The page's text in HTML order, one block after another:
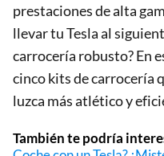
prestaciones de alta
llevar tu Tesla al
carrocería robusto? En
cinco kits de carrocería
luzca más atlético y
También te podría